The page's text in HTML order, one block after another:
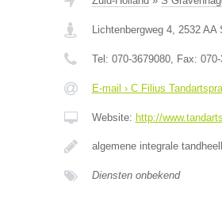
Lichtenbergweg 4, 2532 AA
Tel: 070-3679080, Fax:
E-mail › C Filius
Website: http://
algemene integrale
Diensten onbekend